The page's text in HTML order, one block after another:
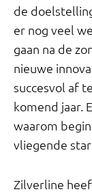
de
er nog veel
gaan na de
nieuwe
succesvol af
komend jaar.
waarom
vliegende
Zilverline